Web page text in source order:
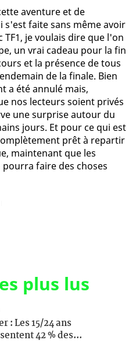
aventure et de
faite sans même avoir
je voulais dire que l'on
un vrai cadeau pour la fin
et la présence de tous
de la finale. Bien
a été annulé mais,
nos lecteurs soient privés
une surprise autour du
jours. Et pour ce qui est
prêt à repartir
maintenant que les
faire des choses
plus lus
: Les 15/24 ans
42 % des...